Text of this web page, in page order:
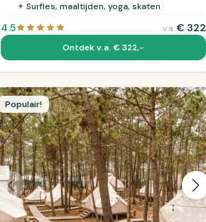
✦ Surfles, maaltijden, yoga, skaten
4.5 v.a. € 322
Ontdek v.a. € 322,-
Populair!